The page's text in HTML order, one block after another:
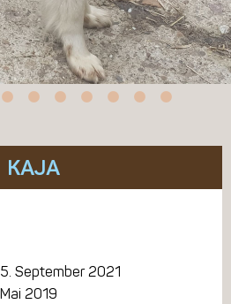
KAJA
5. September 2021
Mai 2019